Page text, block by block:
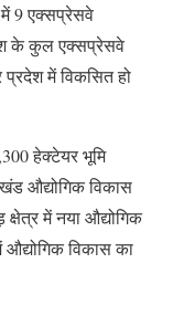
9 एक्सप्रेसवे
के कुल एक्सप्रेसवे
में विकसित हो
हेक्टेयर भूमि
औद्योगिक विकास
में नया औद्योगिक
औद्योगिक विकास का